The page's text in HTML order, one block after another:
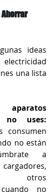
ideas
una lista
aparatos
no uses:
consumen
no están
a
otros
cuando no